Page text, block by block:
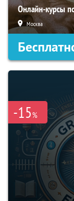
Онлайн-курсы
Москва
-15%